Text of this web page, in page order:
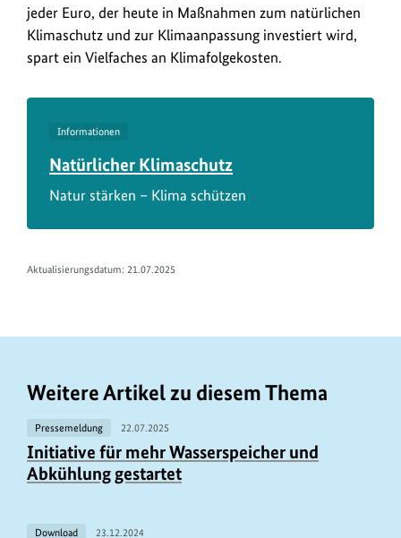
jeder Euro, der heute in Maßnahmen zum natürlichen
Klimaschutz und zur Klimaanpassung investiert wird,
spart ein Vielfaches an Klimafolgekosten.
Informationen
Natürlicher Klimaschutz
Natur stärken – Klima schützen
Aktualisierungsdatum: 21.07.2025
Weitere Artikel zu diesem Thema
Pressemeldung 22.07.2025
Initiative für mehr Wasserspeicher und
Abkühlung gestartet
Download 23.12.2024